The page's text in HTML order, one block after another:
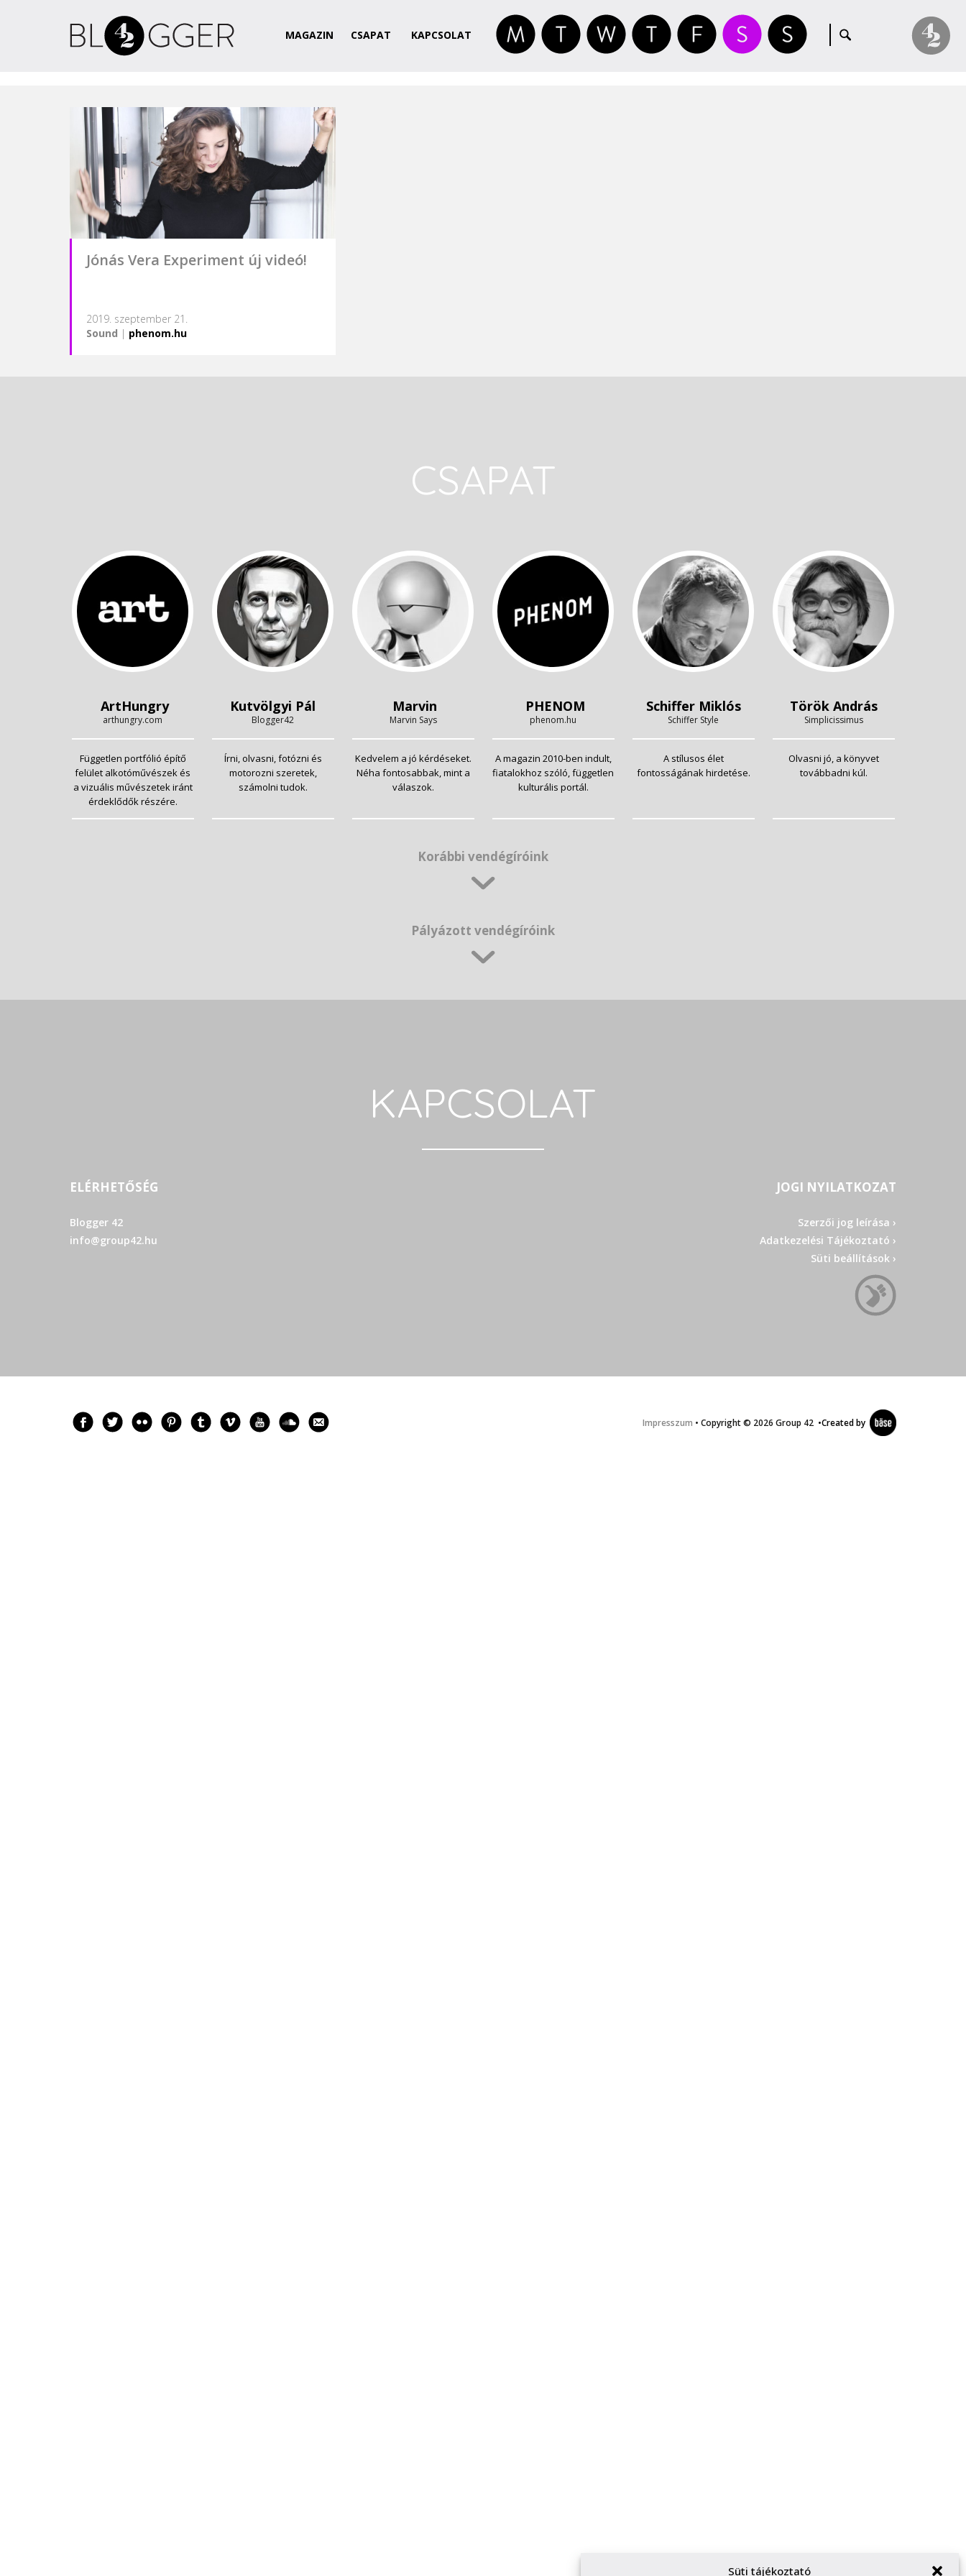
Süti tájékoztató
MAGAZIN CSAPAT KAPCSOLAT
Jónás Vera Experiment új videó!
2019. szeptember 21.
Sound | phenom.hu
CSAPAT
ArtHungry
arthungry.com
Független portfólió építő
felület alkotóművészek és
a vizuális művészetek iránt
érdeklődők részére.
Kutvölgyi Pál
Blogger42
Írni, olvasni, fotózni és
motorozni szeretek,
számolni tudok.
Marvin
Marvin Says
Kedvelem a jó kérdéseket.
Néha fontosabbak, mint a
válaszok.
PHENOM
phenom.hu
A magazin 2010-ben indult,
fiatalokhoz szóló, független
kulturális portál.
Schiffer Miklós
Schiffer Style
A stílusos élet
fontosságának hirdetése.
Török András
Simplicissimus
Olvasni jó, a könyvet
továbbadni kúl.
Korábbi vendégíróink
Pályázott vendégíróink
KAPCSOLAT
ELÉRHETŐSÉG
Blogger 42
info@group42.hu
JOGI NYILATKOZAT
Szerzői jog leírása ›
Adatkezelési Tájékoztató ›
Süti beállítások ›
Impresszum • Copyright © 2026 Group 42 •Created by